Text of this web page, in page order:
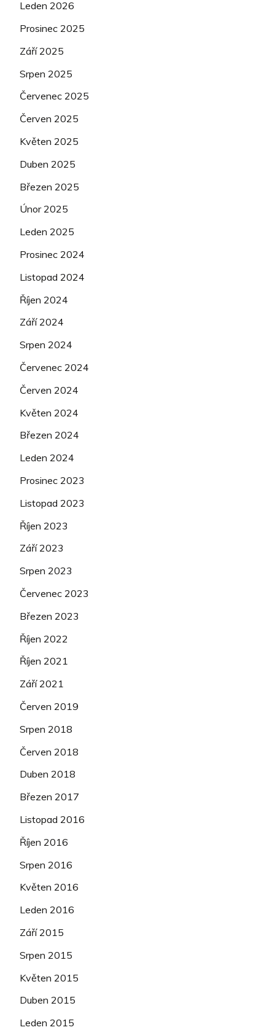
Leden 2026
Prosinec 2025
Září 2025
Srpen 2025
Červenec 2025
Červen 2025
Květen 2025
Duben 2025
Březen 2025
Únor 2025
Leden 2025
Prosinec 2024
Listopad 2024
Říjen 2024
Září 2024
Srpen 2024
Červenec 2024
Červen 2024
Květen 2024
Březen 2024
Leden 2024
Prosinec 2023
Listopad 2023
Říjen 2023
Září 2023
Srpen 2023
Červenec 2023
Březen 2023
Říjen 2022
Říjen 2021
Září 2021
Červen 2019
Srpen 2018
Červen 2018
Duben 2018
Březen 2017
Listopad 2016
Říjen 2016
Srpen 2016
Květen 2016
Leden 2016
Září 2015
Srpen 2015
Květen 2015
Duben 2015
Leden 2015